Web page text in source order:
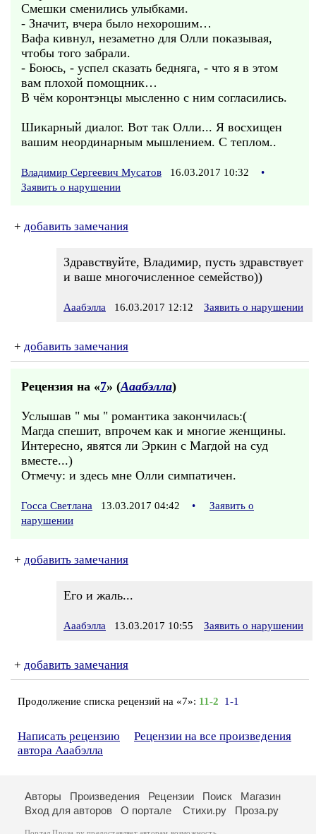
Смешки сменились улыбками.
- Значит, вчера было нехорошим…
Вафа кивнул, незаметно для Олли показывая,
чтобы того забрали.
- Боюсь, - успел сказать бедняга, - что я в этом
вам плохой помощник…
В чём коронтэнцы мысленно с ним согласились.
Шикарный диалог. Вот так Олли... Я восхищен
вашим неординарным мышлением. С теплом..
Владимир Сергеевич Мусатов 16.03.2017 10:32
•
Заявить о нарушении
+ добавить замечания
Здравствуйте, Владимир, пусть здравствует
и ваше многочисленное семейство))
Ааабэлла 16.03.2017 12:12 Заявить о нарушении
+ добавить замечания
Рецензия на «7» (Ааабэлла)
Услышав " мы " романтика закончилась:(
Магда спешит, впрочем как и многие женщины.
Интересно, явятся ли Эркин с Магдой на суд
вместе...)
Отмечу: и здесь мне Олли симпатичен.
Госса Светлана 13.03.2017 04:42 •
Заявить о
нарушении
+ добавить замечания
Его и жаль...
Ааабэлла 13.03.2017 10:55 Заявить о нарушении
+ добавить замечания
Продолжение списка рецензий на «7»: 11-2 1-1
Написать рецензию
Рецензии на все произведения
автора Ааабэлла
Авторы Произведения Рецензии Поиск
Магазин
Вход для авторов
О портале Стихи.ру Проза.ру